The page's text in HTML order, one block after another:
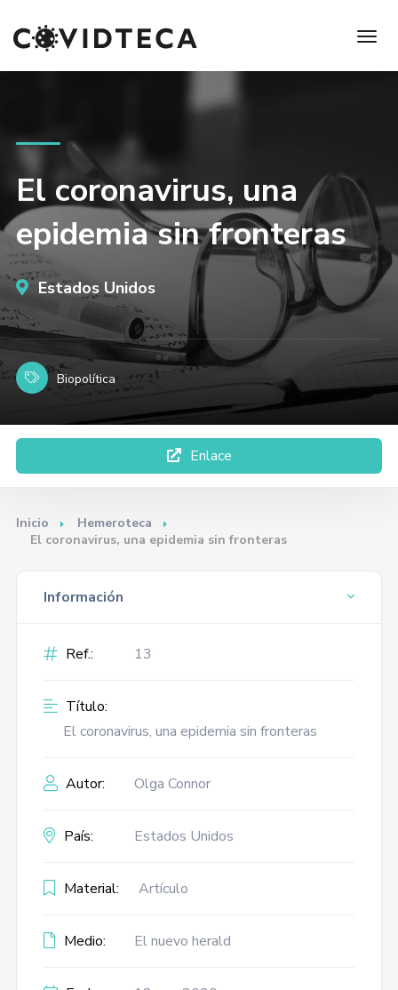
El coronavirus, una
epidemia sin fronteras
Estados Unidos
Biopolítica
Enlace
Inicio
Hemeroteca
El coronavirus, una epidemia sin fronteras
Información
Ref.: 13
Título:
El coronavirus, una epidemia sin fronteras
Autor: Olga Connor
País: Estados Unidos
Material: Artículo
Medio: El nuevo herald